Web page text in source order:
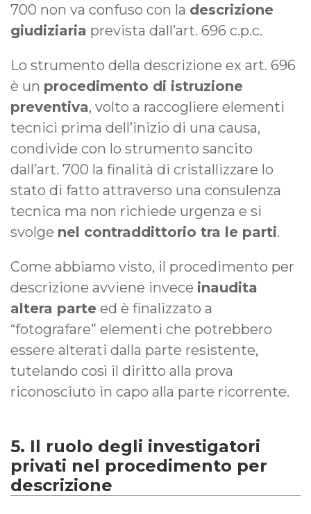
700 non va confuso con la descrizione
giudiziaria prevista dall’art. 696 c.p.c.
Lo strumento della descrizione ex art. 696
è un procedimento di istruzione
preventiva, volto a raccogliere elementi
tecnici prima dell’inizio di una causa,
condivide con lo strumento sancito
dall’art. 700 la finalità di cristallizzare lo
stato di fatto attraverso una consulenza
tecnica ma non richiede urgenza e si
svolge nel contraddittorio tra le parti.
Come abbiamo visto, il procedimento per
descrizione avviene invece inaudita
altera parte ed è finalizzato a
“fotografare” elementi che potrebbero
essere alterati dalla parte resistente,
tutelando così il diritto alla prova
riconosciuto in capo alla parte ricorrente.
5. Il ruolo degli investigatori
privati nel procedimento per
descrizione